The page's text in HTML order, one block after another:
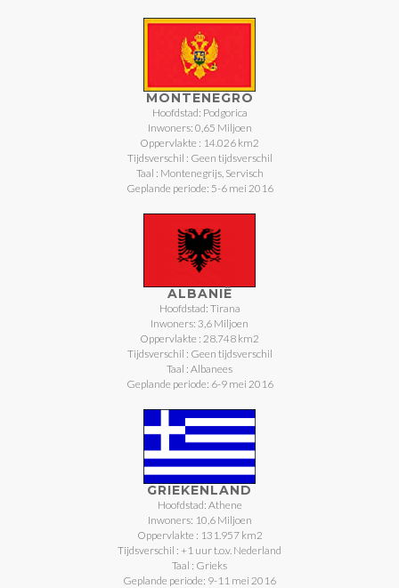
MONTENEGRO
Hoofdstad: Podgorica
Inwoners: 0,65 Miljoen
Oppervlakte : 14.026 km2
Tijdsverschil : Geen tijdsverschil
Taal : Montenegrijs, Servisch
Geplande periode: 5-6 mei 2016
ALBANIË
Hoofdstad: Tirana
Inwoners: 3,6 Miljoen
Oppervlakte : 28.748 km2
Tijdsverschil : Geen tijdsverschil
Taal : Albanees
Geplande periode: 6-9 mei 2016
GRIEKENLAND
Hoofdstad: Athene
Inwoners: 10,6 Miljoen
Oppervlakte : 131.957 km2
Tijdsverschil : +1 uur t.o.v. Nederland
Taal : Grieks
Geplande periode: 9-11 mei 2016